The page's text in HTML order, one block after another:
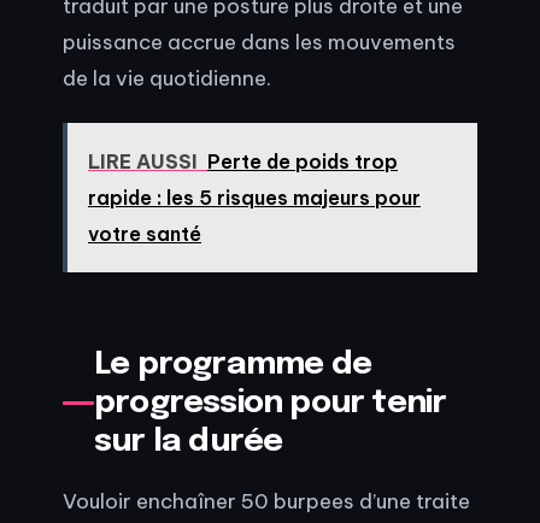
puissance accrue dans les mouvements
de la vie quotidienne.
LIRE AUSSI Perte de poids trop
rapide : les 5 risques majeurs pour
votre santé
Le programme de
progression pour tenir
sur la durée
Vouloir enchaîner 50 burpees d’une traite